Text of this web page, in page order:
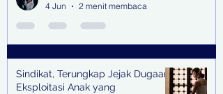
4 Jun
2 menit membaca
Sindikat, Terungkap Jejak Dugaan
Eksploitasi Anak yang